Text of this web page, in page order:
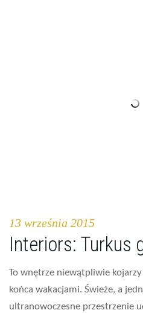
13 września 2015
Interiors: Turkus
To wnętrze niewątpliwie
końca wakacjami. Świeże, a
ultranowoczesne przestrzenie